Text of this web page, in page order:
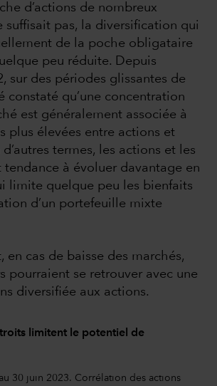
d’actions de nombreux
suffisait pas, la diversification qui
de la poche obligataire
peu réduite. Depuis
sur des périodes glissantes de
constaté qu’une concentration
est généralement associée à
plus élevées entre actions et
termes, les actions et les
à évoluer davantage en
limite quelque peu les bienfaits
d’un portefeuille mixte
en cas de baisse des marchés,
pourraient se retrouver avec une
diversifiée aux actions.
limitent le potentiel de
30 juin 2023. Corrélation des actions